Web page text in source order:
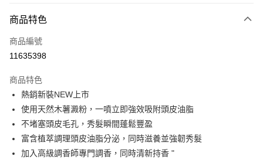
信用卡一次付款
超商取貨付款
Apple Pay
悠遊付
全盈+PAY
AFTEE先享後付
商品特色
商品編號
11635398
商品特色
熱銷新裝NEW上市
使用天然木薯澱粉，一噴立即強效吸附頭皮油脂
不堵塞頭皮毛孔，秀髮瞬間蓬鬆豐盈
富含植萃調理頭皮油脂分泌，同時滋養並強韌秀髮
加入高級調香師專門調香，同時清新持香 "